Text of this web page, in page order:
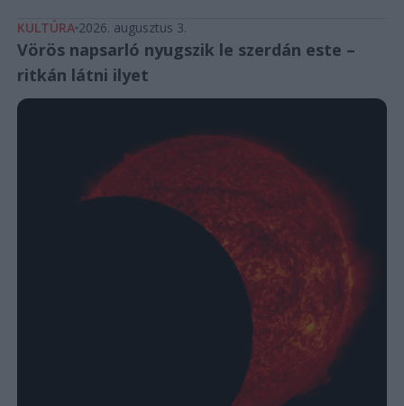
KULTÚRA 2026. augusztus 3.
Vörös napsarló nyugszik le szerdán este –
ritkán látni ilyet